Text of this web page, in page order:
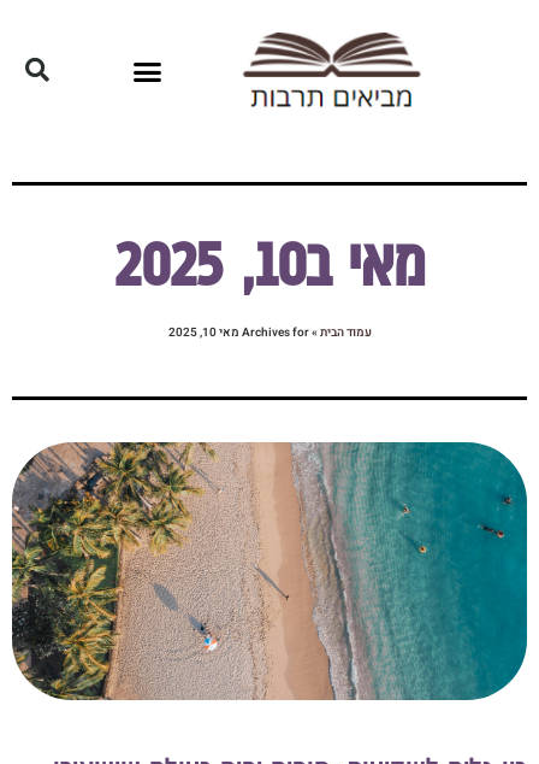
מאי ב10, 2025
עמוד הבית»Archives for מאי 10, 2025